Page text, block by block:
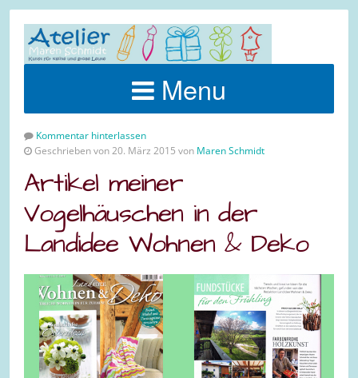
Menu
Kommentar hinterlassen
Geschrieben von 20. März 2015 von Maren Schmidt
Artikel meiner
Vogelhäuschen in der
Landidee Wohnen & Deko